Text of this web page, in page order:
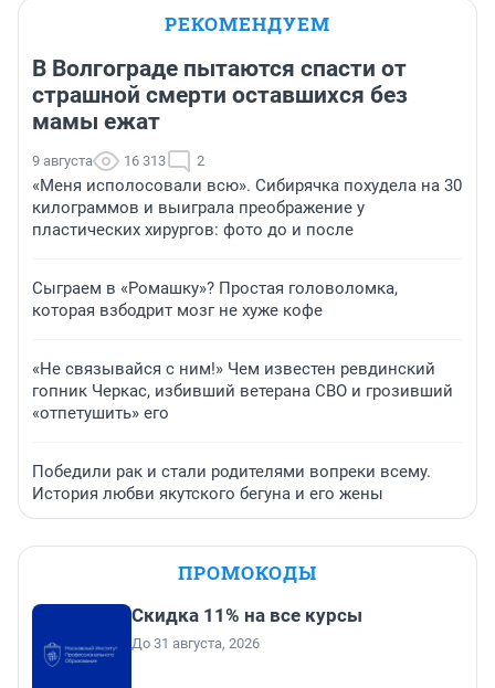
РЕКОМЕНДУЕМ
В Волгограде пытаются спасти от
страшной смерти оставшихся без
мамы ежат
9 августа 16 313 2
«Меня исполосовали всю». Сибирячка похудела на 30
килограммов и выиграла преображение у
пластических хирургов: фото до и после
Сыграем в «Ромашку»? Простая головоломка,
которая взбодрит мозг не хуже кофе
«Не связывайся с ним!» Чем известен ревдинский
гопник Черкас, избивший ветерана СВО и грозивший
«отпетушить» его
Победили рак и стали родителями вопреки всему.
История любви якутского бегуна и его жены
ПРОМОКОДЫ
Скидка 11% на все курсы
До 31 августа, 2026